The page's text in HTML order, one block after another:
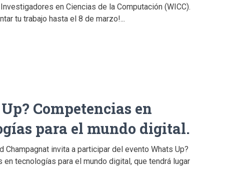
en Ciencias de la Computación (WICC).
tu trabajo hasta el 8 de marzo!...
Competencias en
para el mundo digital.
Champagnat invita a participar del evento Whats Up?
en tecnologías para el mundo digital, que tendrá lugar